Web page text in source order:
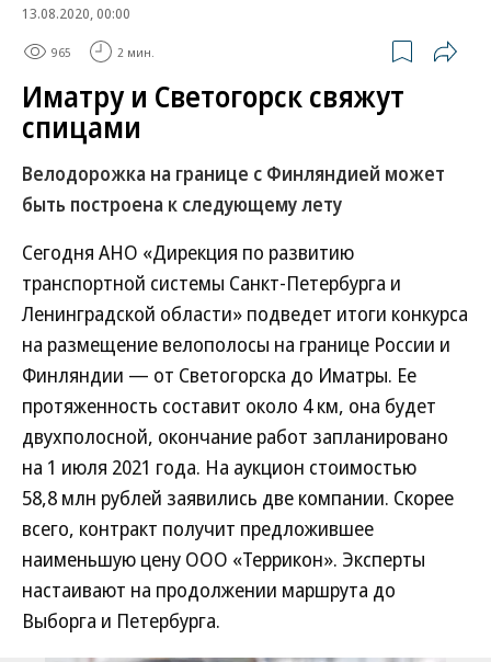
13.08.2020, 00:00
965 2 мин.
Иматру и Светогорск свяжут
спицами
Велодорожка на границе с Финляндией может
быть построена к следующему лету
Сегодня АНО «Дирекция по развитию
транспортной системы Санкт-Петербурга и
Ленинградской области» подведет итоги конкурса
на размещение велополосы на границе России и
Финляндии — от Светогорска до Иматры. Ее
протяженность составит около 4 км, она будет
двухполосной, окончание работ запланировано
на 1 июля 2021 года. На аукцион стоимостью
58,8 млн рублей заявились две компании. Скорее
всего, контракт получит предложившее
наименьшую цену ООО «Террикон». Эксперты
настаивают на продолжении маршрута до
Выборга и Петербурга.